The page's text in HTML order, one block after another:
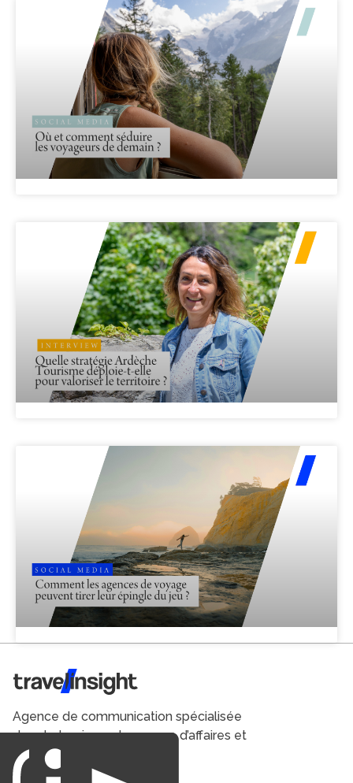
Travel Insight
Agence de communication spécialisée
dans le tourisme du voyage d’affaires et
du loisirs.